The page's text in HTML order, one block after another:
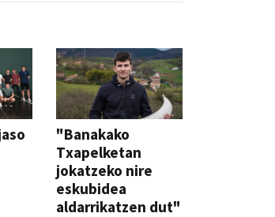
"Banakako
Txapelketan
jokatzeko nire
eskubidea
aldarrikatzen dut"